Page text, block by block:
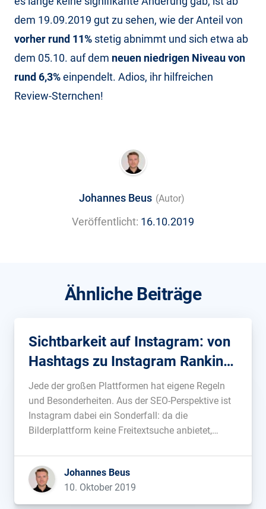
dem 19.09.2019 gut zu sehen, wie der Anteil von
vorher rund 11% stetig abnimmt und sich etwa ab
dem 05.10. auf dem neuen niedrigen Niveau von
rund 6,3%einpendelt. Adios, ihr hilfreichen
Review-Sternchen!
Johannes Beus (Autor)
Veröffentlicht: 16.10.2019
Ähnliche Beiträge
Sichtbarkeit auf Instagram: von
Hashtags zu Instagram Ranking-
Faktoren
Jede der großen Plattformen hat eigene Regeln
und Besonderheiten. Aus der SEO-Perspektive ist
Instagram dabei ein Sonderfall: da die
Bilderplattform keine Freitextsuche anbietet,
und welche Erfolgsfaktoren dafür gelten, erfährst
du in diesem Blogbeitrag....
Johannes Beus
10. Oktober 2019